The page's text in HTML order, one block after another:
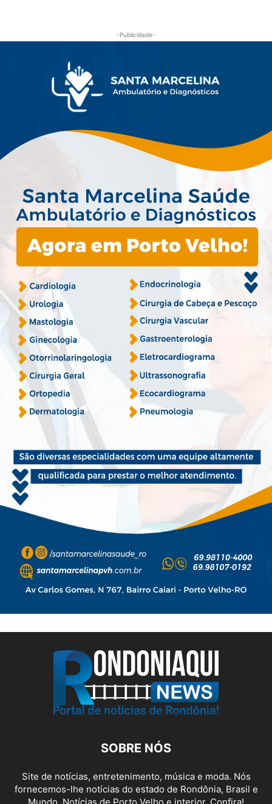
-Publicidade-
SOBRE NÓS
Site de notícias, entretenimento, música e moda. Nós
fornecemos-lhe notícias do estado de Rondônia, Brasil e
Mundo. Notícias de Porto Velho e interior. Confira!